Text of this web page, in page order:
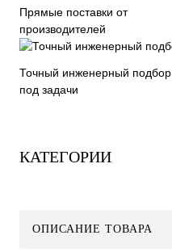
Прямые поставки от
производителей
Точный инженерный подбор
под задачи
КАТЕГОРИИ
ОПИСАНИЕ ТОВАРА